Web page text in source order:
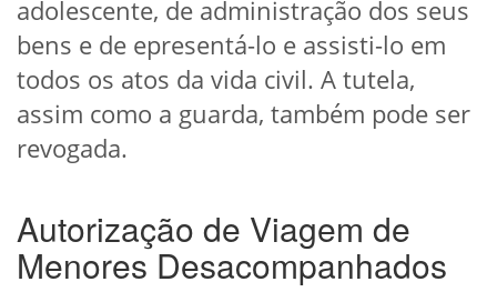
adolescente, de administração dos seus
bens e de epresentá-lo e assisti-lo em
todos os atos da vida civil. A tutela,
assim como a guarda, também pode ser
revogada.
Autorização de Viagem de
Menores Desacompanhados